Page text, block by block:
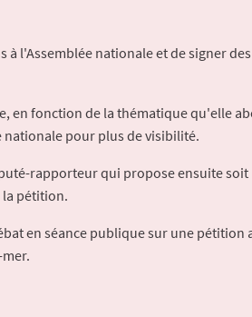
l'Assemblée nationale et de signer
en fonction de la thématique qu'elle
nationale pour plus de visibilité.
rapporteur qui propose ensuite soit
pétition.
en séance publique sur une pétition